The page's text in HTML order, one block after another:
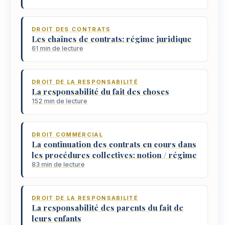
DROIT DES CONTRATS
Les chaînes de contrats: régime juridique
61 min de lecture
DROIT DE LA RESPONSABILITÉ
La responsabilité du fait des choses
152 min de lecture
DROIT COMMERCIAL
La continuation des contrats en cours dans
les procédures collectives: notion / régime
83 min de lecture
DROIT DE LA RESPONSABILITÉ
La responsabilité des parents du fait de
leurs enfants